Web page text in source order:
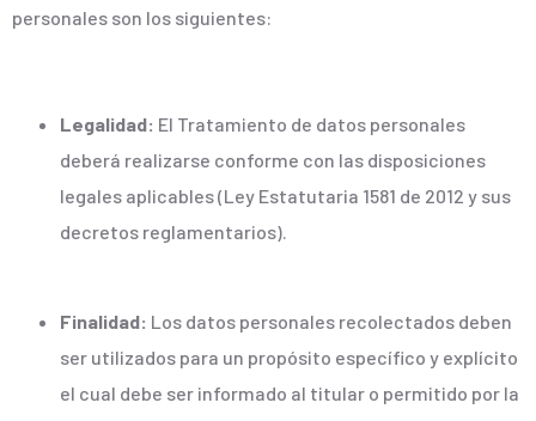
personales son los siguientes:
Legalidad: El Tratamiento de datos personales
deberá realizarse conforme con las disposiciones
legales aplicables (Ley Estatutaria 1581 de 2012 y sus
decretos reglamentarios).
Finalidad: Los datos personales recolectados deben
ser utilizados para un propósito específico y explícito
el cual debe ser informado al titular o permitido por la